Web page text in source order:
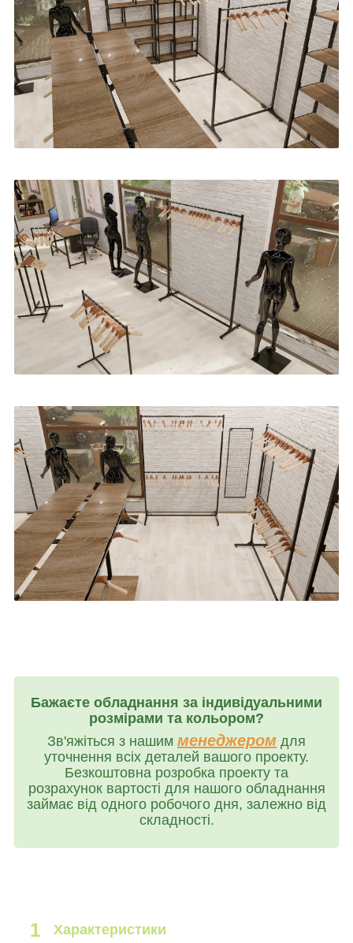
Бажаєте обладнання за індивідуальними
розмірами та кольором?
Зв'яжіться з нашим менеджером для
уточнення всіх деталей вашого проекту.
Безкоштовна розробка проекту та
розрахунок вартості для нашого обладнання
займає від одного робочого дня, залежно від
складності.
1 Характеристики